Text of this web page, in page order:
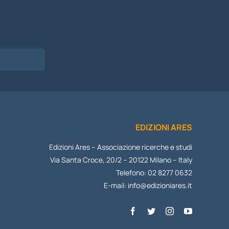
EDIZIONI ARES
Edizioni Ares – Associazione ricerche e studi
Via Santa Croce, 20/2 – 20122 Milano – Italy
Telefono: 02 8277 0632
E-mail: info@edizioniares.it